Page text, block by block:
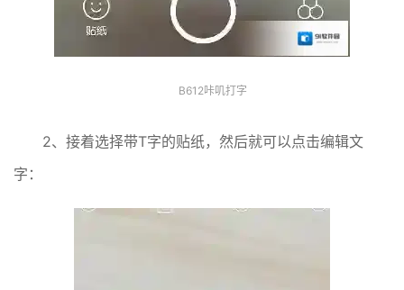
B612咔叽打字
2、接着选择带T字的贴纸，然后就可以点击编辑文
字：